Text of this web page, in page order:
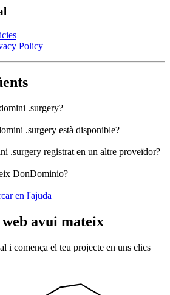
Policy
.surgery?
.surgery està disponible?
.surgery registrat en un altre proveïdor?
DonDominio?
en l'ajuda
avui mateix
i comença el teu projecte en uns clics